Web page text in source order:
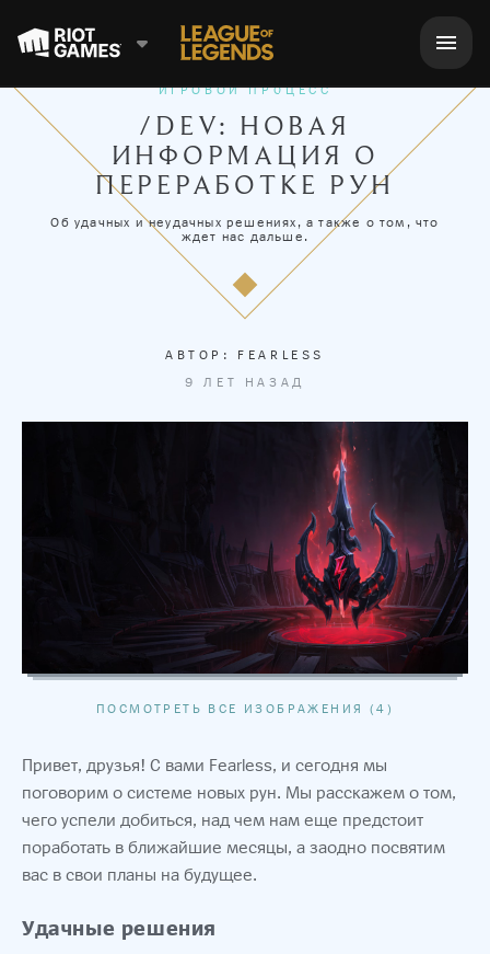
ИГРОВОЙ ПРОЦЕСС
/DEV: НОВАЯ
ИНФОРМАЦИЯ О
ПЕРЕРАБОТКЕ РУН
Об удачных и неудачных решениях, а также о том, что
ждет нас дальше.
АВТОР: FEARLESS
9 ЛЕТ НАЗАД
ПОСМОТРЕТЬ ВСЕ ИЗОБРАЖЕНИЯ (4)
Привет, друзья! С вами Fearless, и сегодня мы
поговорим о системе новых рун. Мы расскажем о том,
чего успели добиться, над чем нам еще предстоит
поработать в ближайшие месяцы, а заодно посвятим
вас в свои планы на будущее.
Удачные решения